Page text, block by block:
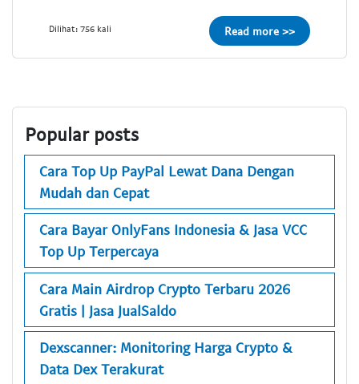
Dilihat: 756 kali Read more >>
Popular posts
Cara Top Up PayPal Lewat Dana Dengan
Mudah dan Cepat
Cara Bayar OnlyFans Indonesia & Jasa VCC
Top Up Terpercaya
Cara Main Airdrop Crypto Terbaru 2026
Gratis | Jasa JualSaldo
Dexscanner: Monitoring Harga Crypto &
Data Dex Terakurat